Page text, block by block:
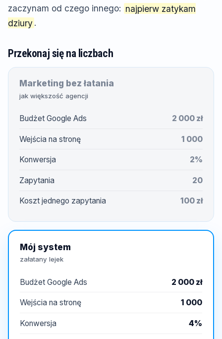
zaczynam od czego innego: najpierw zatykam
dziury .
Przekonaj się na liczbach
Marketing bez łatania
jak większość agencji
Budżet Google Ads 2 000 zł
Wejścia na stronę 1 000
Konwersja 2%
Zapytania 20
Koszt jednego zapytania 100 zł
Mój system
załatany lejek
Budżet Google Ads 2 000 zł
Wejścia na stronę 1 000
Konwersja 4%